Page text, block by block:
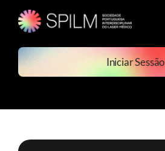
Iniciar Sessão